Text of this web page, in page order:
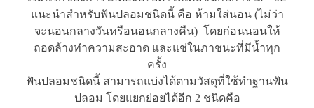
แนะนำสำหรับฟันปลอมชนิดนี้ คือ ห้ามใส่นอน (ไม่ว่า
จะนอนกลางวันหรือนอนกลางคืน) โดยก่อนนอนให้
ถอดล้างทำความสะอาด และแช่ในภาชนะที่มีน้ำทุก
ครั้ง
ฟันปลอมชนิดนี้ สามารถแบ่งได้ตามวัสดุที่ใช้ทำฐานฟัน
ปลอม โดยแยกย่อยได้อีก 2 ชนิดคือ